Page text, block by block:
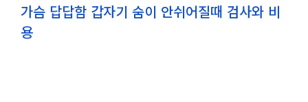
가슴 답답함 갑자기 숨이 안쉬어질때 검사와 비
용